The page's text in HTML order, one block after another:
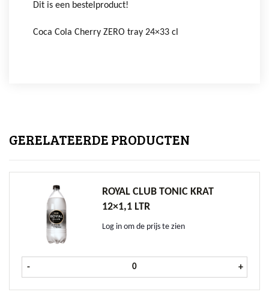
Dit is een bestelproduct!
Coca Cola Cherry ZERO tray 24×33 cl
GERELATEERDE PRODUCTEN
ROYAL CLUB TONIC KRAT
12×1,1 LTR
Log in om de prijs te zien
- Royal Club Tonic krat 12x1,1 ltr
+